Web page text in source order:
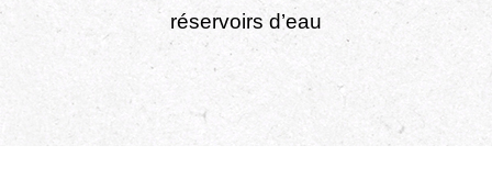
réservoirs d’eau